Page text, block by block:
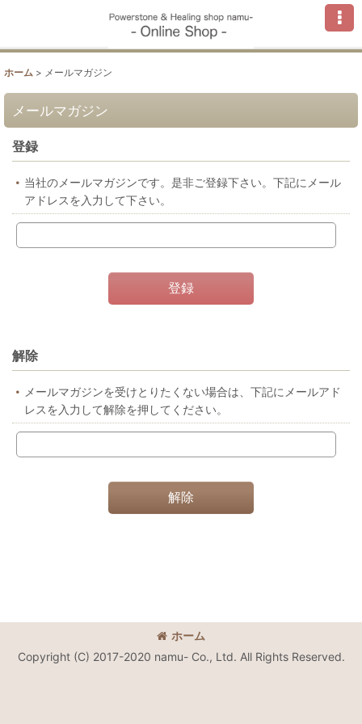
ホーム > メールマガジン
メールマガジン
登録
当社のメールマガジンです。是非ご登録下さい。下記にメール
アドレスを入力して下さい。
登録
解除
メールマガジンを受けとりたくない場合は、下記にメールアド
レスを入力して解除を押してください。
解除
ホーム
Copyright (C) 2017-2020 namu- Co., Ltd. All Rights Reserved.